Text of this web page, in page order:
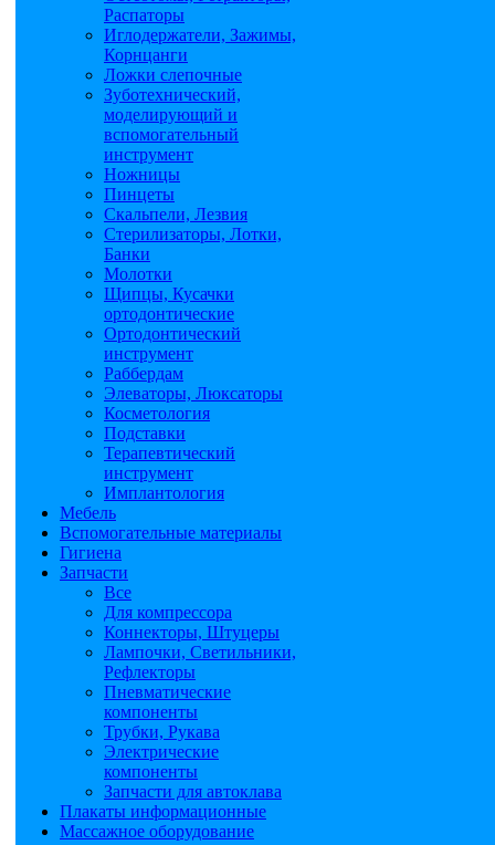
Распаторы
Иглодержатели, Зажимы,
Корнцанги
Ложки слепочные
Зуботехнический,
моделирующий и
вспомогательный
инструмент
Ножницы
Пинцеты
Скальпели, Лезвия
Стерилизаторы, Лотки,
Банки
Молотки
Щипцы, Кусачки
ортодонтические
Ортодонтический
инструмент
Раббердам
Элеваторы, Люксаторы
Косметология
Подставки
Терапевтический
инструмент
Имплантология
Мебель
Вспомогательные материалы
Гигиена
Запчасти
Все
Для компрессора
Коннекторы, Штуцеры
Лампочки, Светильники,
Рефлекторы
Пневматические
компоненты
Трубки, Рукава
Электрические
компоненты
Запчасти для автоклава
Плакаты информационные
Массажное оборудование